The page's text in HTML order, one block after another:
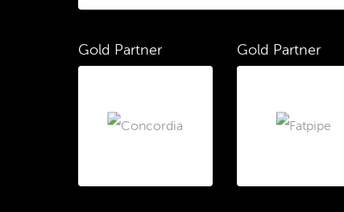
Gold Partner Gold Partner